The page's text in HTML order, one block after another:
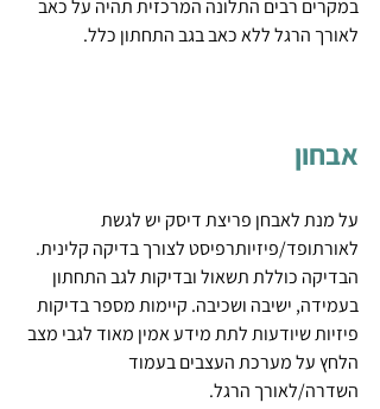
במקרים רבים התלונה המרכזית תהיה על כאב
לאורך הרגל ללא כאב בגב התחתון כלל.
אבחון
על מנת לאבחן פריצת דיסק יש לגשת
לאורתופד/פיזיותרפיסט לצורך בדיקה קלינית.
הבדיקה כוללת תשאול ובדיקות לגב התחתון
בעמידה, ישיבה ושכיבה. קיימות מספר בדיקות
פיזיות שיודעות לתת מידע אמין מאוד לגבי מצב
הלחץ על מערכת העצבים בעמוד
השדרה/לאורך הרגל.